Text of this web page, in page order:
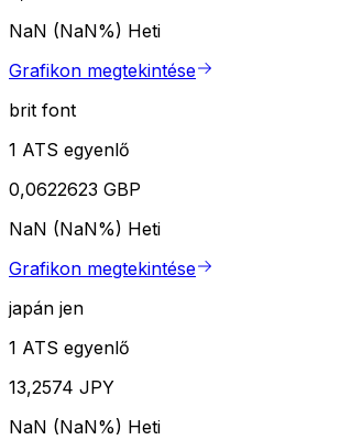
NaN (NaN%) Heti
Grafikon megtekintése
brit font
1 ATS egyenlő
0,0622623 GBP
NaN (NaN%) Heti
Grafikon megtekintése
japán jen
1 ATS egyenlő
13,2574 JPY
NaN (NaN%) Heti